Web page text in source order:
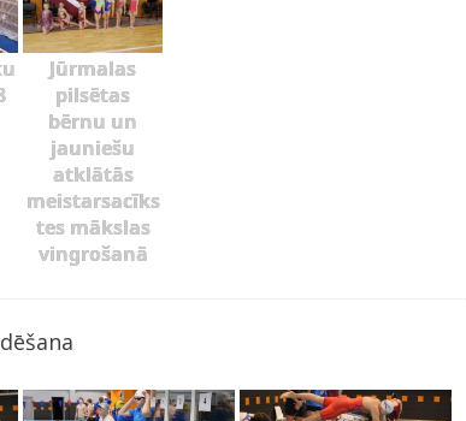
Jūrmalas
pilsētas
bērnu un
jauniešu
atklātās
meistarsacīks
tes mākslas
vingrošanā